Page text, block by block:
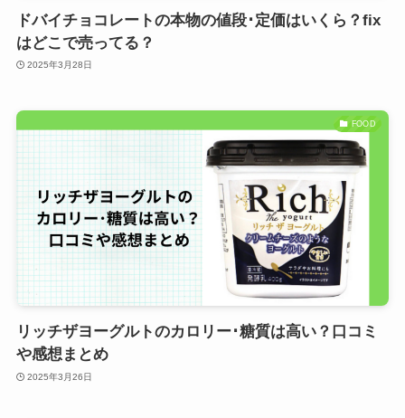
ドバイチョコレートの本物の値段･定価はいくら？fix
はどこで売ってる？
2025年3月28日
FOOD
リッチザヨーグルトのカロリー･糖質は高い？口コミ
や感想まとめ
2025年3月26日